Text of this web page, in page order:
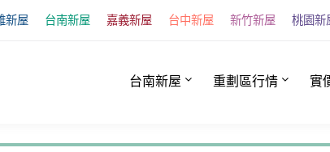
新屋 台南新屋 嘉義新屋 台中新屋 新竹新屋 桃園新
台南新屋 重劃區行情 實